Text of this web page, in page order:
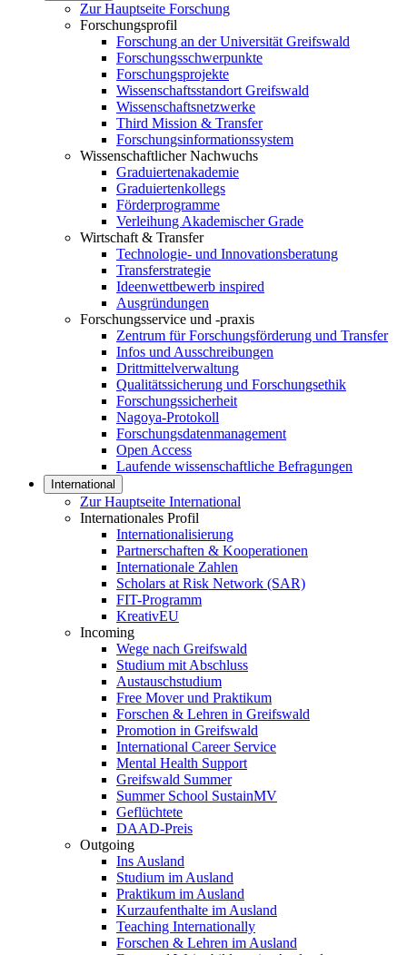
Zur Hauptseite Forschung
Forschungsprofil
Forschung an der Universität Greifswald
Forschungsschwerpunkte
Forschungsprojekte
Wissenschaftsstandort Greifswald
Wissenschaftsnetzwerke
Third Mission & Transfer
Forschungsinformationssystem
Wissenschaftlicher Nachwuchs
Graduiertenakademie
Graduiertenkollegs
Förderprogramme
Verleihung Akademischer Grade
Wirtschaft & Transfer
Technologie- und Innovationsberatung
Transferstrategie
Ideenwettbewerb inspired
Ausgründungen
Forschungsservice und -praxis
Zentrum für Forschungsförderung und Transfer
Infos und Ausschreibungen
Drittmittelverwaltung
Qualitätssicherung und Forschungsethik
Forschungssicherheit
Nagoya-Protokoll
Forschungsdatenmanagement
Open Access
Laufende wissenschaftliche Befragungen
International
Zur Hauptseite International
Internationales Profil
Internationalisierung
Partnerschaften & Kooperationen
Internationale Zahlen
Scholars at Risk Network (SAR)
FIT-Programm
KreativEU
Incoming
Wege nach Greifswald
Studium mit Abschluss
Austauschstudium
Free Mover und Praktikum
Forschen & Lehren in Greifswald
Promotion in Greifswald
International Career Service
Mental Health Support
Greifswald Summer
Summer School SustainMV
Geflüchtete
DAAD-Preis
Outgoing
Ins Ausland
Studium im Ausland
Praktikum im Ausland
Kurzaufenthalte im Ausland
Teaching Internationally
Forschen & Lehren im Ausland